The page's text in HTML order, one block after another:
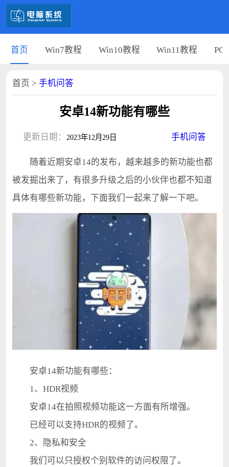
首页 Win7教程 Win10教程 Win11教程 PC
首页 > 手机问答
安卓14新功能有哪些
更新日期： 2023年12月29日 手机问答
随着近期安卓14的发布，越来越多的新功能也都
被发掘出来了，有很多升级之后的小伙伴也都不知道
具体有哪些新功能，下面我们一起来了解一下吧。
安卓14新功能有哪些：
1、HDR视频
安卓14在拍照视频功能这一方面有所增强。
已经可以支持HDR的视频了。
2、隐私和安全
我们可以只授权个别软件的访问权限了。